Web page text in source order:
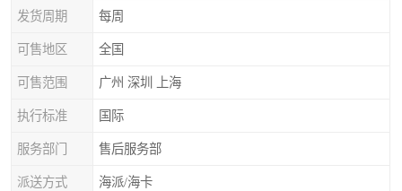
发货周期 每周
可售地区 全国
可售范围 广州 深圳 上海
执行标准 国际
服务部门 售后服务部
派送方式 海派/海卡